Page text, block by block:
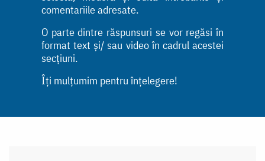
comentariile adresate.
O parte dintre răspunsuri se vor regăsi în
format text și/ sau video în cadrul acestei
secțiuni.
Îți mulțumim pentru înțelegere!